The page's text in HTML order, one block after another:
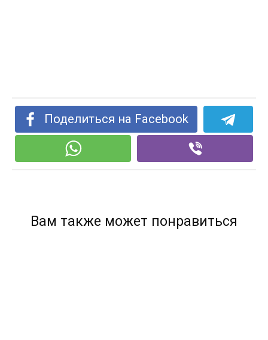
Поделиться на Facebook
Вам также может понравиться